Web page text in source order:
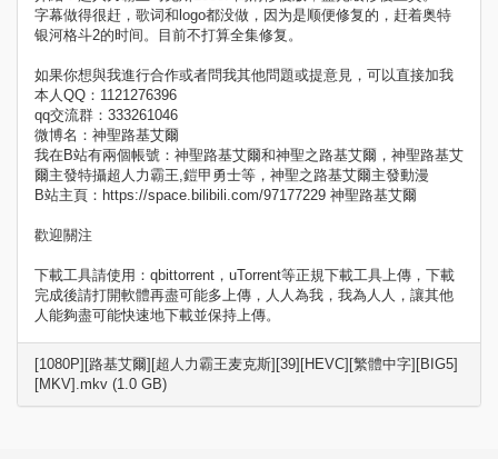
字幕做得很赶，歌词和logo都没做，因为是顺便修复的，赶着奥特
银河格斗2的时间。目前不打算全集修复。
如果你想與我進行合作或者問我其他問題或提意見，可以直接加我
本人QQ：1121276396
qq交流群：333261046
微博名：神聖路基艾爾
我在B站有兩個帳號：神聖路基艾爾和神聖之路基艾爾，神聖路基艾
爾主發特攝超人力霸王,鎧甲勇士等，神聖之路基艾爾主發動漫
B站主頁：https://space.bilibili.com/97177229 神聖路基艾爾
歡迎關注
下載工具請使用：qbittorrent，uTorrent等正規下載工具上傳，下載
完成後請打開軟體再盡可能多上傳，人人為我，我為人人，讓其他
人能夠盡可能快速地下載並保持上傳。
[1080P][路基艾爾][超人力霸王麦克斯][39][HEVC][繁體中字][BIG5]
[MKV].mkv (1.0 GB)